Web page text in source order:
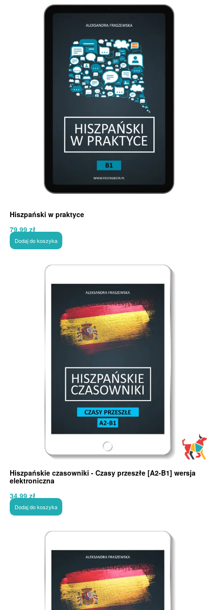
Hiszpański w praktyce
79,99zł
Dodaj do koszyka
Hiszpańskie czasowniki - Czasy przeszłe [A2-B1] wersja
elektroniczna
34,99zł
Dodaj do koszyka